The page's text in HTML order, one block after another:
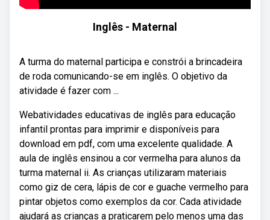
Inglês - Maternal
A turma do maternal participa e constrói a brincadeira
de roda comunicando-se em inglês. O objetivo da
atividade é fazer com ...
Webatividades educativas de inglês para educação
infantil prontas para imprimir e disponíveis para
download em pdf, com uma excelente qualidade. A
aula de inglês ensinou a cor vermelha para alunos da
turma maternal ii. As crianças utilizaram materiais
como giz de cera, lápis de cor e guache vermelho para
pintar objetos como exemplos da cor. Cada atividade
ajudará as crianças a praticarem pelo menos uma das